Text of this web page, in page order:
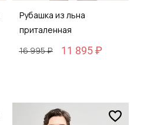
Рубашка из льна
приталенная
16 995 ₽
11 895 ₽